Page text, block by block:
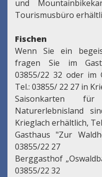
und
Tourismusbüro
Fischen
Wenn Sie ein
fragen Sie im
03855/22 32 oder im
Tel.: 03855/ 22 27 in
Saisonkarten
Naturerlebnisland
Krieglach erhältlich,
Gasthaus "Zur
03855/22 27
Berggasthof
03855/22 32